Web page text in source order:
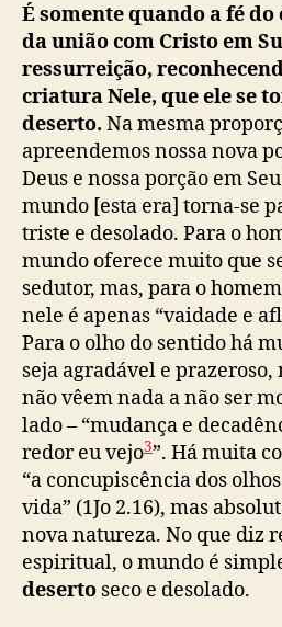
É somente quando a fé
da união com Cristo em
ressurreição,
criatura Nele, que ele se
deserto. Na mesma
apreendemos nossa nova
Deus e nossa porção em
mundo [esta era] torna-se
triste e desolado. Para o
mundo oferece muito que
sedutor, mas, para o
nele é apenas “vaidade e
Para o olho do sentido há
seja agradável e prazeroso,
não vêem nada a não ser
lado – “mudança e
redor eu vejo3”. Há muita
“a concupiscência dos
vida” (1Jo 2.16), mas
nova natureza. No que diz
espiritual, o mundo é
deserto seco e desolado.